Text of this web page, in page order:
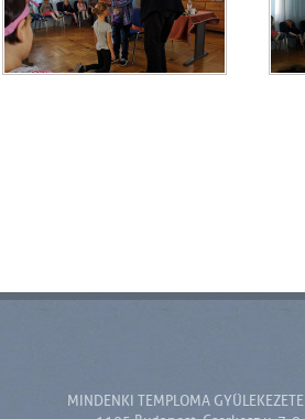
MINDENKI TEMPLOMA GYÜLEKEZETE